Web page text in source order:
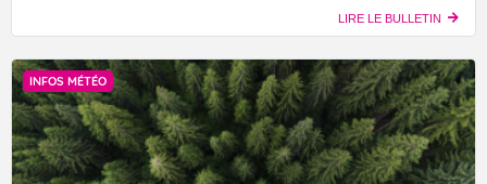
LIRE LE BULLETIN
INFOS MÉTÉO